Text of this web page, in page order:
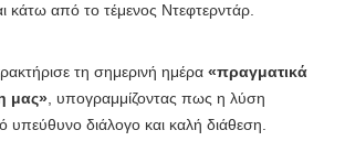
κάτω από το τέμενος Ντεφτερντάρ.
τη σημερινή ημέρα «πραγματικά
μας» , υπογραμμίζοντας πως η λύση
διάλογο και καλή διάθεση.